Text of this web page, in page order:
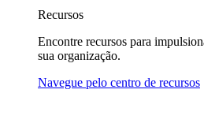
Recursos
Encontre recursos para
sua organização.
Navegue pelo centro de recursos